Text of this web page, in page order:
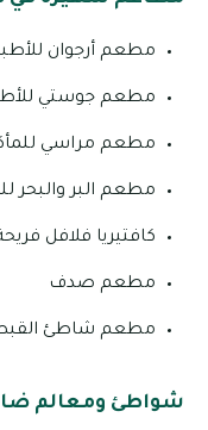
مطعم أرجوان للأطباق
مطعم جوستي
مطعم مراسي
مطعم البر والبحر
كافتيريا فلافل
مطعم صدف
مطعم شاطئ
شواطئ ومعالم